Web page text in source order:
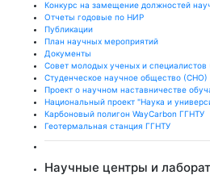
Конкурс на замещение должностей
Отчеты годовые по НИР
Публикации
План научныx мероприятий
Документы
Совет молодых ученых и
Студенческое научное общество (СНО)
Проект о научном наставничестве
Национальный проект "Наука и
Карбоновый полигон WayCarbon ГГНТУ
Геотермальная станция ГГНТУ
Научные центры и